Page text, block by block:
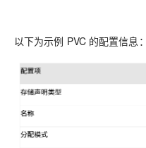
以下为示例 PVC 的配置信息：